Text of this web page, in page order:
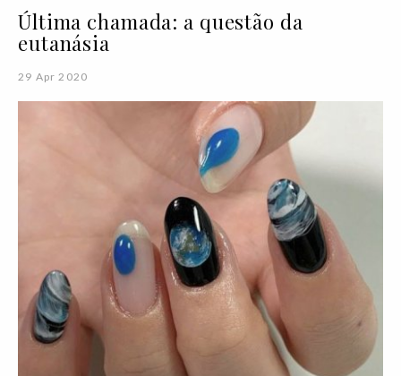
Última chamada: a questão da
eutanásia
29 Apr 2020